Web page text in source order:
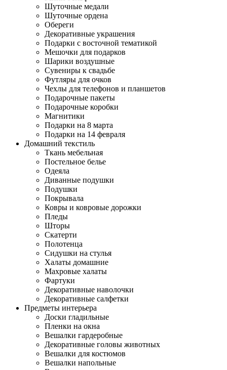
Шуточные медали
Шуточные ордена
Обереги
Декоративные украшения
Подарки с восточной тематикой
Мешочки для подарков
Шарики воздушные
Сувениры к свадьбе
Футляры для очков
Чехлы для телефонов и планшетов
Подарочные пакеты
Подарочные коробки
Магнитики
Подарки на 8 марта
Подарки на 14 февраля
Домашний текстиль
Ткань мебельная
Постельное белье
Одеяла
Диванные подушки
Подушки
Покрывала
Ковры и ковровые дорожки
Пледы
Шторы
Скатерти
Полотенца
Сидушки на стулья
Халаты домашние
Махровые халаты
Фартуки
Декоративные наволочки
Декоративные салфетки
Предметы интерьера
Доски гладильные
Пленки на окна
Вешалки гардеробные
Декоративные головы животных
Вешалки для костюмов
Вешалки напольные